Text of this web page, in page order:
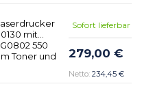
mit
550
Toner und
Sofort lieferbar
279,00 €
234,45 €